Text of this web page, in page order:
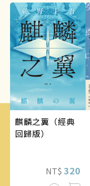
麒麟之翼（經典
回歸版）
NT$ 320